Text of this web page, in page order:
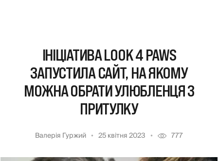
ІНІЦІАТИВА LOOK 4 PAWS
ЗАПУСТИЛА САЙТ, НА ЯКОМУ
МОЖНА ОБРАТИ УЛЮБЛЕНЦЯ З
ПРИТУЛКУ
Валерія Гуржий 25 квітня 2023 777